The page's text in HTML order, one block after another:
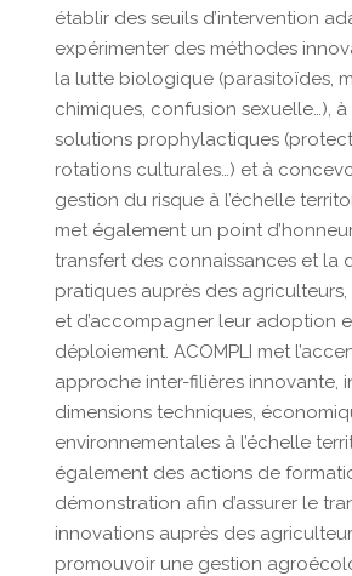
établir des seuils d’intervention
expérimenter des méthodes
la lutte biologique (parasitoïdes,
chimiques, confusion sexuelle…),
solutions prophylactiques
rotations culturales…) et à
gestion du risque à l’échelle
met également un point
transfert des connaissances et la
pratiques auprès des
et d’accompagner leur adoption
déploiement. ACOMPLI met
approche inter-filières innovante,
dimensions techniques,
environnementales à l’échelle
également des actions de
démonstration afin d’assurer le
innovations auprès des
promouvoir une gestion